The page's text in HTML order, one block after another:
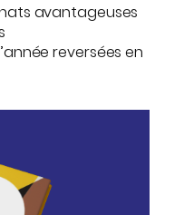
avantageuses
reversées en